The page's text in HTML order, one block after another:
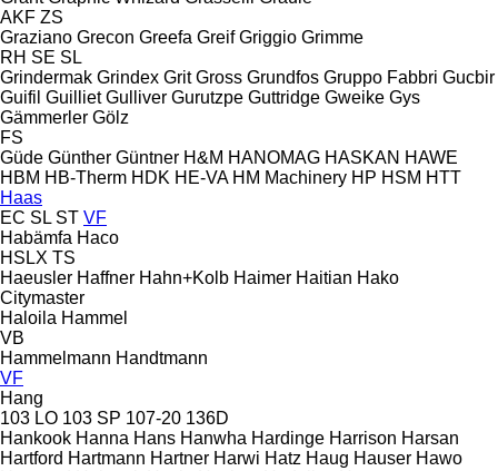
AKF ZS
Graziano Grecon Greefa Greif Griggio Grimme
RH SE SL
Grindermak Grindex Grit Gross Grundfos Gruppo Fabbri Gucbir
Guifil Guilliet Gulliver Gurutzpe Guttridge Gweike Gys
Gämmerler Gölz
FS
Güde Günther Güntner H&M HANOMAG HASKAN HAWE
HBM HB‑Therm HDK HE-VA HM Machinery HP HSM HTT
Haas
EC SL ST VF
Habämfa Haco
HSLX TS
Haeusler Haffner Hahn+Kolb Haimer Haitian Hako
Citymaster
Haloila Hammel
VB
Hammelmann Handtmann
VF
Hang
103 LO 103 SP 107-20 136D
Hankook Hanna Hans Hanwha Hardinge Harrison Harsan
Hartford Hartmann Hartner Harwi Hatz Haug Hauser Hawo